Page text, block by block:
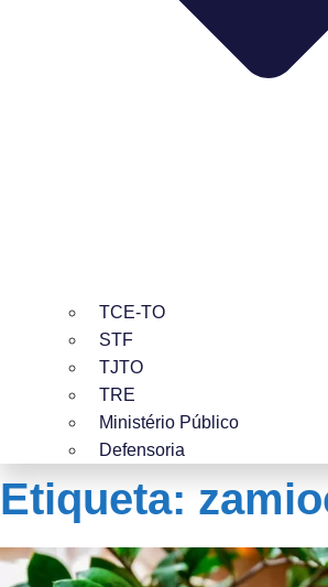
TCE-TO
STF
TJTO
TRE
Ministério Público
Defensoria
Etiqueta: